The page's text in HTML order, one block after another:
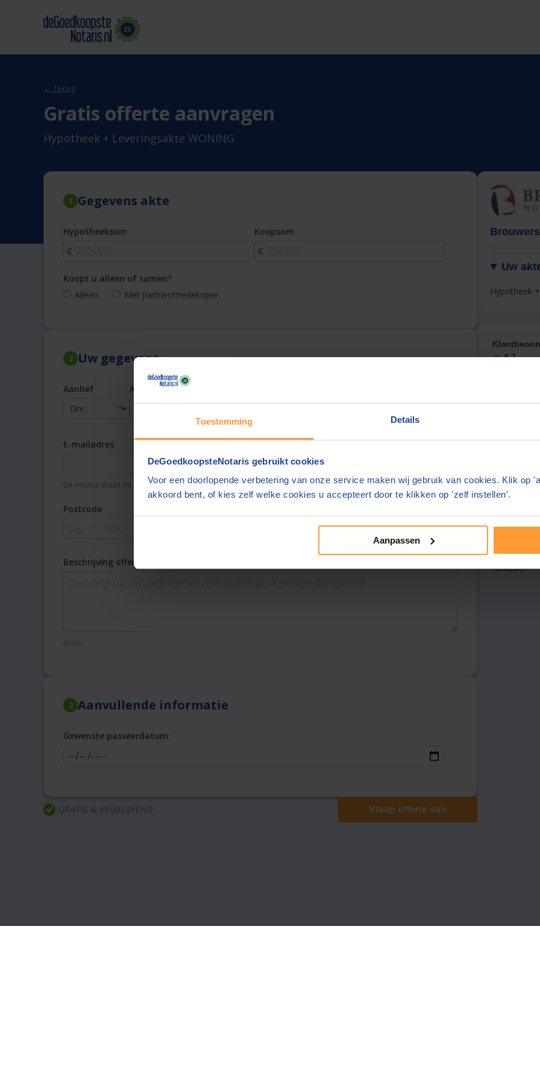
Toestemming Details
DeGoedkoopsteNotaris gebruikt cookies
Voor een doorlopende verbetering van onze service maken wij gebruik van cookies. Klik op
akkoord bent, of kies zelf welke cookies u accepteert door te klikken op 'zelf instellen'.
Aanpassen
← Terug
Gratis offerte aanvragen
Hypotheek + Leveringsakte WONING
Uw
Hypotheek
8,7
Over
Reviews
1 Gegevens akte
Hypotheeksom Koopsom
Koopt u alleen of samen?
Alleen
Met partner/medekoper
2 Uw gegevens
Aanhef Achternaam
E-mailadres
De notaris stuurt de offerte aan dit e-mailadres
Telefoonnummer
Uw telefoonnummer delen wij alleen met de notaris
Postcode
Beschrijving offerteopdracht
0/400
3 Aanvullende informatie
Gewenste passeerdatum:
Vraag offerte aan
GRATIS & VRIJBLIJVEND